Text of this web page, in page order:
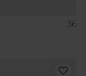
36